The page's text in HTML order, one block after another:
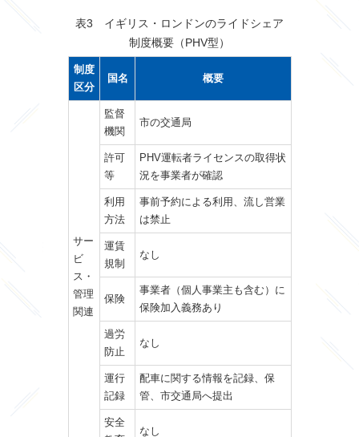
表3 イギリス・ロンドンのライドシェア
制度概要（PHV型）
制度
区分
国名 概要
サー
ビ
ス・
管理
関連
監督
機関
市の交通局
許可
等
PHV運転者ライセンスの取得状
況を事業者が確認
利用
方法
事前予約による利用、流し営業
は禁止
運賃
規制
なし
保険
事業者（個人事業主も含む）に
保険加入義務あり
過労
防止
なし
運行
記録
配車に関する情報を記録、保
管、市交通局へ提出
安全
なし